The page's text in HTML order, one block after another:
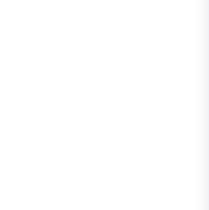
Kommune